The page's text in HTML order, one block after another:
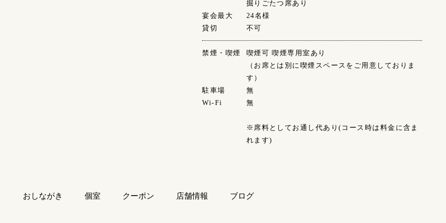
掘りごたつ席あり
宴会最大
24名様
貸切
不可
禁煙・喫煙
喫煙可 喫煙専用室あり
（お席とは別に喫煙スペースをご用意しておりま
す）
駐車場
無
Wi-Fi
無
※席料としてお通し代あり(コース時は料金に含ま
れます)
おしながき 個室 クーポン 店舗情報 ブログ